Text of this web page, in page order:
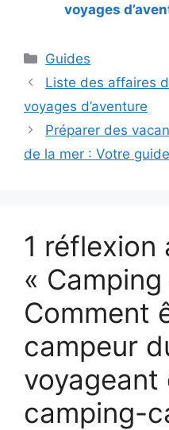
voyages
Catégories
Guides
Liste des affaires
voyages d’aventure
Préparer des
de la mer : Votre
1 réflexion
«
Comment
campeur
voyageant
camping-